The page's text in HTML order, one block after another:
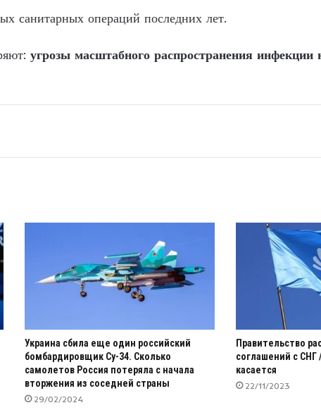
санитарных операций последних лет.
угрозы масштабного распространения инфекции
Украина сбила еще один российский
бомбардировщик Су-34. Сколько
самолетов Россия потеряла с начала
вторжения из соседней страны
29/02/2024
Правительство
соглашений с СНГ
касается
22/11/2023